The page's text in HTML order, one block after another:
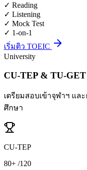
✓ Reading
✓ Listening
✓ Mock Test
✓ 1-on-1
เริ่มติว TOEIC
University
CU-TEP & TU-GET
เตรียมสอบเข้าจุฬาฯ แ
ศึกษา
CU-TEP
80+ /120